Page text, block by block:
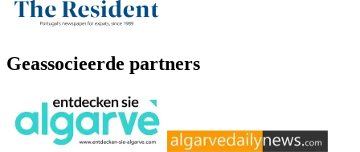
Geassocieerde partners